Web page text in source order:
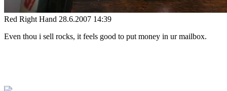
Red Right Hand 28.6.2007 14:39
Even thou i sell rocks, it feels good to put money in ur mailbox.